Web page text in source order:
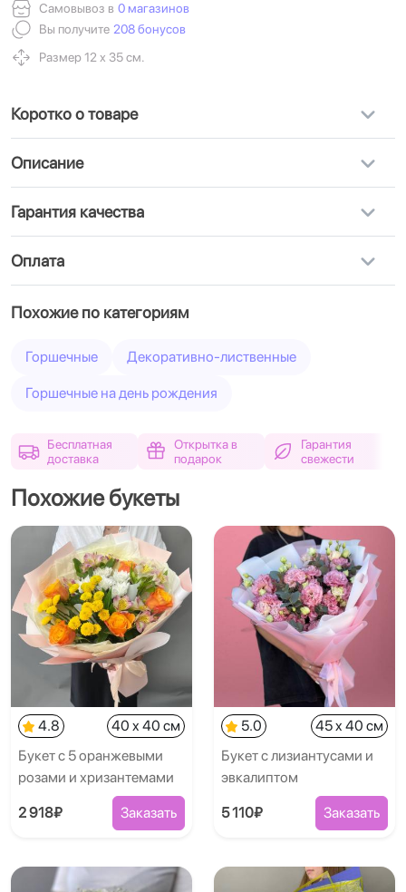
Самовывоз в 0 магазинов
Вы получите 208 бонусов
Размер 12 х 35 см.
Коротко о товаре
Описание
Гарантия качества
Оплата
Похожие по категориям
Горшечные Декоративно-лиственные
Горшечные на день рождения
Бесплатная
доставка
Открытка в
подарок
Гарантия
свежести
Похожие букеты
4.8
40 x 40 см
Букет с 5 оранжевыми
розами и хризантемами
2 918₽ Заказать
5.0
45 x 40 см
Букет с лизиантусами и
эвкалиптом
5 110₽ Заказать